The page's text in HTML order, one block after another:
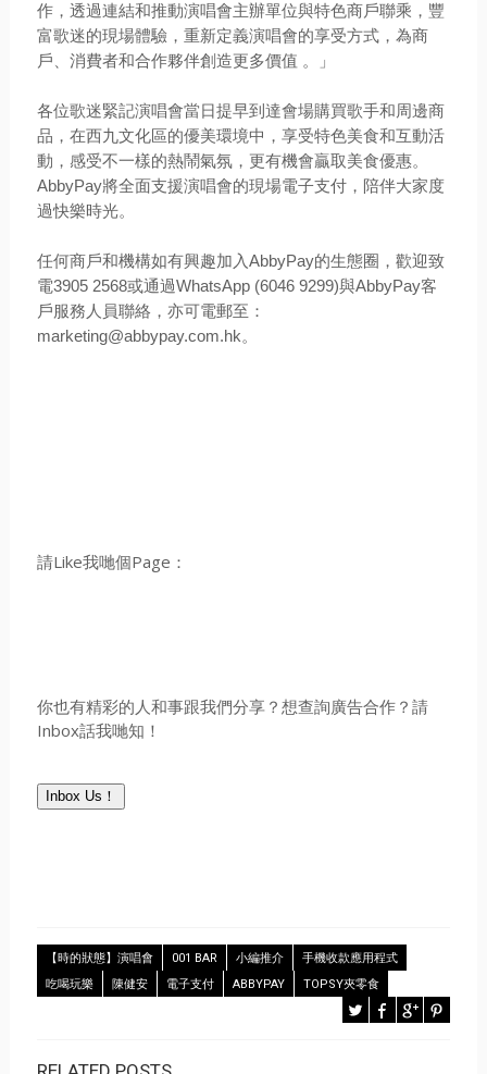
作，透過連結和推動演唱會主辦單位與特色商戶聯乘，豐
富歌迷的現場體驗，重新定義演唱會的享受方式，為商
戶、消費者和合作夥伴創造更多價值 。」
各位歌迷緊記演唱會當日提早到達會場購買歌手和周邊商
品，在西九文化區的優美環境中，享受特色美食和互動活
動，感受不一樣的熱鬧氣氛，更有機會贏取美食優惠。
AbbyPay將全面支援演唱會的現場電子支付，陪伴大家度
過快樂時光。
任何商戶和機構如有興趣加入AbbyPay的生態圈，歡迎致
電3905 2568或通過WhatsApp (6046 9299)與AbbyPay客
戶服務人員聯絡，亦可電郵至：
marketing@abbypay.com.hk。
請Like我哋個Page：
你也有精彩的人和事跟我們分享？想查詢廣告合作？請
Inbox話我哋知！
Inbox Us！
【時的狀態】演唱會 001 BAR 小編推介
手機收款應用程式
吃喝玩樂
陳健安 電子支付 ABBYPAY TOPSY夾零食